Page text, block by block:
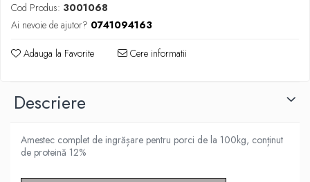
Cod Produs: 3001068
Ai nevoie de ajutor? 0741094163
Adauga la Favorite Cere informatii
Descriere
Amestec complet de ingrășare pentru porci de la 100kg, conținut
de proteină 12%